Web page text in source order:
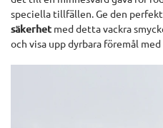
speciella tillfällen. Ge den
säkerhet med detta vackra
och visa upp dyrbara föremål